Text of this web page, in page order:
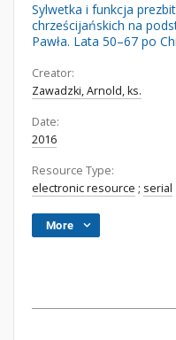
Sylwetka i funkcja
chrześcijańskich na
Pawła. Lata 50–67 po
Creator:
Zawadzki, Arnold, ks.
Date:
2016
Resource Type:
electronic resource ; serial
More